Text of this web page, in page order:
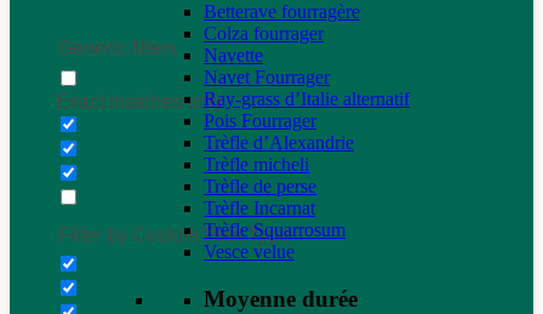
Generic filters
Exact matches only
Filter by Custom Post Type
Betterave fourragère
Colza fourrager
Navette
Navet Fourrager
Ray-grass d’Italie alternatif
Pois Fourrager
Trèfle d’Alexandrie
Trèfle micheli
Trèfle de perse
Trèfle Incarnat
Trèfle Squarrosum
Vesce velue
Moyenne durée